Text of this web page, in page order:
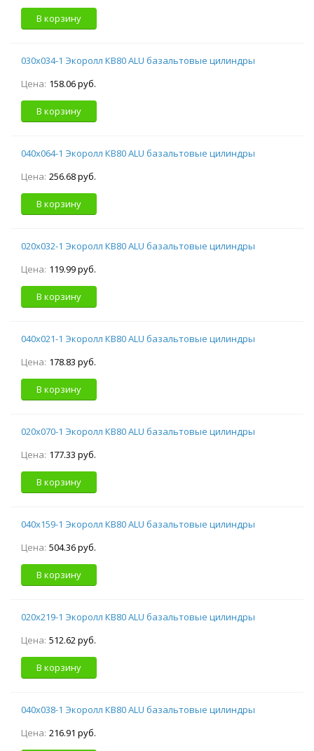
В корзину
030х034-1 Экоролл КВ80 ALU базальтовые цилиндры
Цена: 158.06 руб.
В корзину
040х064-1 Экоролл КВ80 ALU базальтовые цилиндры
Цена: 256.68 руб.
В корзину
020х032-1 Экоролл КВ80 ALU базальтовые цилиндры
Цена: 119.99 руб.
В корзину
040х021-1 Экоролл КВ80 ALU базальтовые цилиндры
Цена: 178.83 руб.
В корзину
020х070-1 Экоролл КВ80 ALU базальтовые цилиндры
Цена: 177.33 руб.
В корзину
040х159-1 Экоролл КВ80 ALU базальтовые цилиндры
Цена: 504.36 руб.
В корзину
020х219-1 Экоролл КВ80 ALU базальтовые цилиндры
Цена: 512.62 руб.
В корзину
040х038-1 Экоролл КВ80 ALU базальтовые цилиндры
Цена: 216.91 руб.